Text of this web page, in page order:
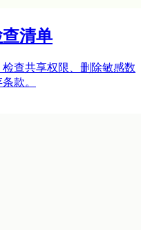
清单
查共享权限、删除敏感数
款。